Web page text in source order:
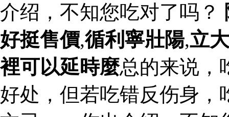
介绍，不知您吃对了吗？
好挺售價,循利寧壯陽,立
裡可以延時麼总的来说，
好处，但若吃错反伤身，